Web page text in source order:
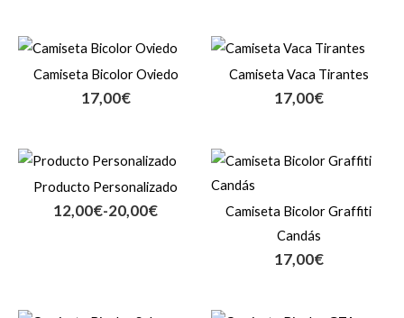
Camiseta Bicolor Oviedo
17,00€
Camiseta Vaca Tirantes
17,00€
Producto Personalizado
12,00€-20,00€
Rango
precios:
desde
Camiseta Bicolor Graffiti
Candás
17,00€